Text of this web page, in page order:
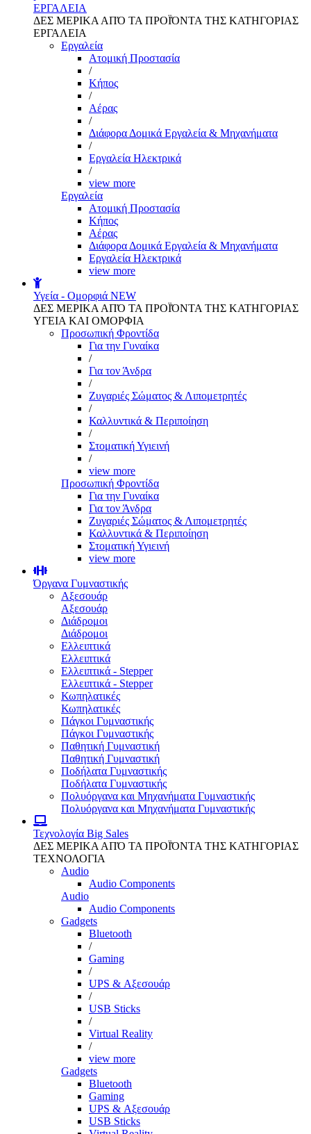
ΕΡΓΑΛΕΙΑ
ΔΕΣ ΜΕΡΙΚΑ ΑΠΌ ΤΑ ΠΡΟΪΌΝΤΑ ΤΗΣ ΚΑΤΗΓΟΡΙΑΣ
ΕΡΓΑΛΕΙΑ
Εργαλεία
Aτομική Προστασία
/
Kήπος
/
Αέρας
/
Διάφορα Δομικά Εργαλεία & Μηχανήματα
/
Εργαλεία Ηλεκτρικά
/
view more
Εργαλεία
Aτομική Προστασία
Kήπος
Αέρας
Διάφορα Δομικά Εργαλεία & Μηχανήματα
Εργαλεία Ηλεκτρικά
view more
Υγεία - Ομορφιά NEW
ΔΕΣ ΜΕΡΙΚΑ ΑΠΌ ΤΑ ΠΡΟΪΌΝΤΑ ΤΗΣ ΚΑΤΗΓΟΡΙΑΣ
ΥΓΕΙΑ ΚΑΙ ΟΜΟΡΦΙΑ
Προσωπική Φροντίδα
Για την Γυναίκα
/
Για τον Άνδρα
/
Ζυγαριές Σώματος & Λιπομετρητές
/
Καλλυντικά & Περιποίηση
/
Στοματική Υγιεινή
/
view more
Προσωπική Φροντίδα
Για την Γυναίκα
Για τον Άνδρα
Ζυγαριές Σώματος & Λιπομετρητές
Καλλυντικά & Περιποίηση
Στοματική Υγιεινή
view more
Όργανα Γυμναστικής
Αξεσουάρ
Αξεσουάρ
Διάδρομοι
Διάδρομοι
Ελλειπτικά
Ελλειπτικά
Ελλειπτικά - Stepper
Ελλειπτικά - Stepper
Κωπηλατικές
Κωπηλατικές
Πάγκοι Γυμναστικής
Πάγκοι Γυμναστικής
Παθητική Γυμναστική
Παθητική Γυμναστική
Ποδήλατα Γυμναστικής
Ποδήλατα Γυμναστικής
Πολυόργανα και Μηχανήματα Γυμναστικής
Πολυόργανα και Μηχανήματα Γυμναστικής
Τεχνολογία Big Sales
ΔΕΣ ΜΕΡΙΚΑ ΑΠΌ ΤΑ ΠΡΟΪΌΝΤΑ ΤΗΣ ΚΑΤΗΓΟΡΙΑΣ
ΤΕΧΝΟΛΟΓΙΑ
Audio
Audio Components
Audio
Audio Components
Gadgets
Bluetooth
/
Gaming
/
UPS & Αξεσουάρ
/
USB Sticks
/
Virtual Reality
/
view more
Gadgets
Bluetooth
Gaming
UPS & Αξεσουάρ
USB Sticks